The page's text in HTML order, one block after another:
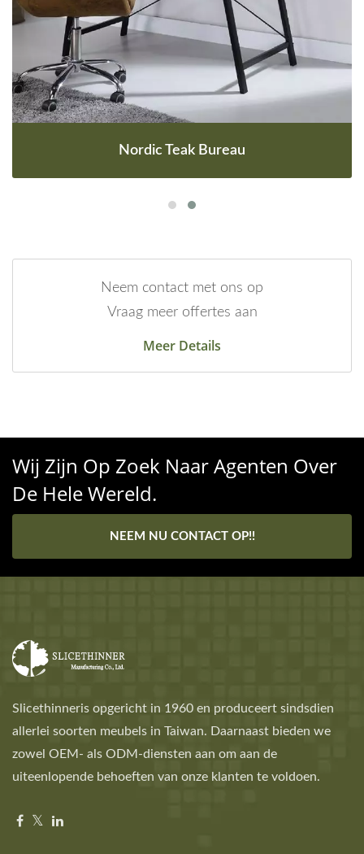
Nordic Teak Bureau
Neem contact met ons op
Vraag meer offertes aan
Meer Details
Wij Zijn Op Zoek Naar Agenten Over
De Hele Wereld.
NEEM NU CONTACT OP!!
Slicethinneris opgericht in 1960 en produceert sindsdien
allerlei soorten meubels in Taiwan. Daarnaast bieden we
zowel OEM- als ODM-diensten aan om aan de
uiteenlopende behoeften van onze klanten te voldoen.